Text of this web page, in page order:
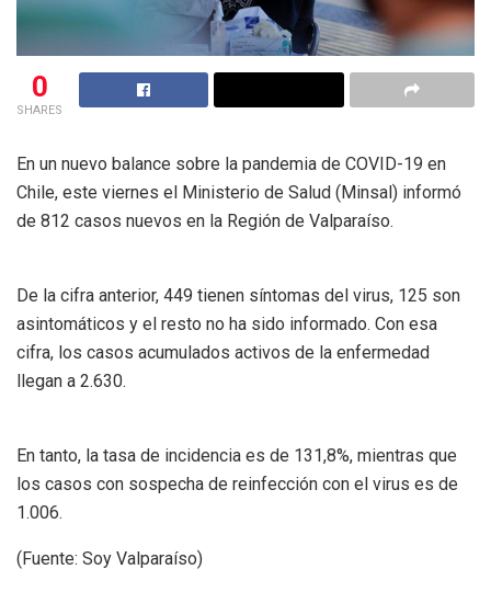
0
SHARES
En un nuevo balance sobre la pandemia de COVID-19 en
Chile, este viernes el Ministerio de Salud (Minsal) informó
de 812 casos nuevos en la Región de Valparaíso.
De la cifra anterior, 449 tienen síntomas del virus, 125 son
asintomáticos y el resto no ha sido informado. Con esa
cifra, los casos acumulados activos de la enfermedad
llegan a 2.630.
En tanto, la tasa de incidencia es de 131,8%, mientras que
los casos con sospecha de reinfección con el virus es de
1.006.
(Fuente: Soy Valparaíso)